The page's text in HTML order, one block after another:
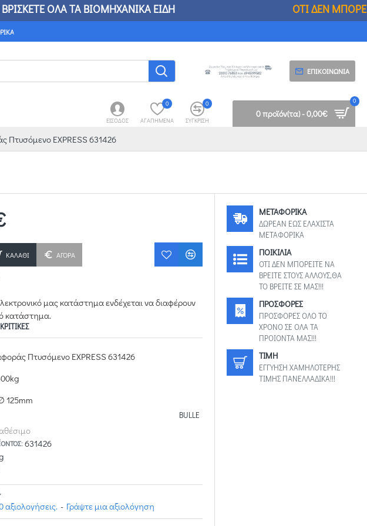
ΒΙΟΜΗΧΑΝΙΚΑ ΕΙΔΗΟΤΙ ΔΕΝ ΜΠΟΡΕΙΤΕ ΝΑ ΒΡΕΙΤΕ
ΕΠΙΚΟΙΝΩΝΊΑ
ΕΊΣΟΔΟΣ ΑΓΑΠΗΜΈΝΑ
0
ΣΎΓΚΡΙΣΗ
0
0 προϊόν(τα) - 0,00€
0
Πτυσόμενο EXPRESS 631426
μας κατάστημα ενδέχεται να διαφέρουν
κατάστημα.
ΚΡΙΤΙΚΈΣ
Πτυσόμενο EXPRESS 631426
125mm
631426
BULLE
- Γράψτε μια αξιολόγηση
ΚΑΛΆΘΙ ΑΓΟΡΑ
ΜΕΤΑΦΟΡΙΚΑ
ΔΩΡΕΑΝ ΕΩΣ ΕΛΑΧΙΣΤΑ
ΜΕΤΑΦΟΡΙΚΑ
ΠΟΙΚΙΛΙΑ
ΟΤΙ ΔΕΝ ΜΠΟΡΕΙΤΕ ΝΑ
ΒΡΕΙΤΕ ΣΤΟΥΣ ΑΛΛΟΥΣ,ΘΑ
ΤΟ ΒΡΕΙΤΕ ΣΕ ΜΑΣ!!!
ΠΡΟΣΦΟΡΕΣ
ΠΡΟΣΦΟΡΕΣ ΟΛΟ ΤΟ
ΧΡΟΝΟ ΣΕ ΟΛΑ ΤΑ
ΠΡΟΙΟΝΤΑ ΜΑΣ!!!
TIMH
ΕΓΓΥΗΣΗ ΧΑΜΗΛΟΤΕΡΗΣ
ΤΙΜΗΣ ΠΑΝΕΛΛΑΔΙΚΑ!!!